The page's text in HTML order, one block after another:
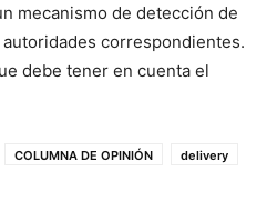
mecanismo de detección de
correspondientes.
debe tener en cuenta el
COLUMNA DE OPINIÓN
delivery